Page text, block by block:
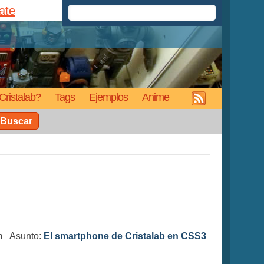
Tags Ejemplos Anime
Buscar
Asunto: El smartphone de Cristalab en CSS3